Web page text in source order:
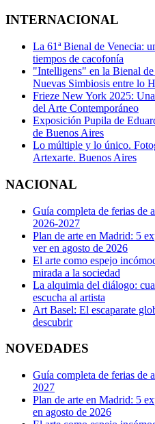
INTERNACIONAL
La 61ª Bienal de Venecia:
tiempos de cacofonía
"Intelligens" en la Bienal
Nuevas Simbiosis entre lo
Frieze New York 2025:
del Arte Contemporáneo
Exposición Pupila de
de Buenos Aires
Lo múltiple y lo único.
Artexarte. Buenos Aires
NACIONAL
Guía completa de ferias de
2026-2027
Plan de arte en Madrid: 5
ver en agosto de 2026
El arte como espejo
mirada a la sociedad
La alquimia del diálogo:
escucha al artista
Art Basel: El escaparate
descubrir
NOVEDADES
Guía completa de ferias de
2027
Plan de arte en Madrid: 5
en agosto de 2026